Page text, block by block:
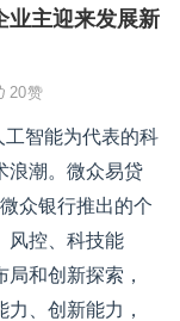
业主迎来发展新
20赞
工智能为代表的科
浪潮。微众易贷
众银行推出的个
风控、科技能
和创新探索，
、创新能力，